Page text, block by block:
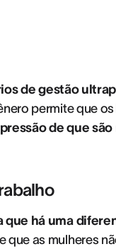
de gestão
permite que
de que
há uma
que as mulheres